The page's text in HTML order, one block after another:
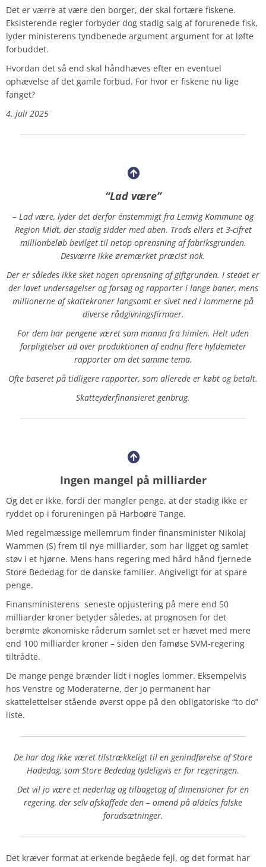
Det er værre at være den borger, der skal fortære fiskene.
Eksisterende regler forbyder dog stadig salg af forurenede fisk,
lyder ministerens tyndbenede argument argument for at løfte
forbuddet.
Hvordan det så end skal håndhæves efter en eventuel
ophævelse af det gamle forbud. For hvor er fiskene nu lige
fanget?
4. juli 2025
“Lad være”
– Lad være, lyder det derfor énstemmigt fra Lemvig Kommune og
Region Midt, der stadig sidder med aben. Trods ellers et 3-cifret
millionbeløb bevilget til netop oprensning af fabriksgrunden.
Desværre ikke øremærket præcist nok.
Der er således ikke sket nogen oprensning af giftgrunden. I stedet er
der lavet undersøgelser og forsøg og rapporter i lange baner, mens
millionerne af skattekroner langsomt er sivet ned i lommerne på
diverse rådgivningsfirmaer.
For dem har pengene været som manna fra himlen. Helt uden
forpligtelser ud over produktionen af endnu flere hyldemeter
rapporter om det samme tema.
Ofte baseret på tidligere rapporter, som allerede er købt og betalt.
Skatteyderfinansieret genbrug.
Ingen mangel på milliarder
Og det er ikke, fordi der mangler penge, at der stadig ikke er
ryddet op i forureningen på Harboøre Tange.
Med regelmæssige mellemrum finder finansminister Nikolaj
Wammen (S) frem til nye milliarder, som har ligget og samlet
støv i et hjørne. Mens hans regering med hård hånd fjernede
Store Bededag for de danske familier. Angiveligt for at spare
penge.
Finansministerens seneste opjustering på mere end 50
milliarder kroner betyder således, at prognosen for det
berømte økonomiske råderum samlet set er hævet med mere
end 100 milliarder kroner – siden den famøse SVM-regering
tiltrådte.
De mange penge brænder lidt i nogles lommer. Eksempelvis
hos Venstre og Moderaterne, der jo permanent har
skattelettelser stående øverst oppe på den obligatoriske “to do”
liste.
De har dog ikke været tilstrækkeligt til en genindførelse af Store
Hadedag, som Store Bededag tydeligvis er for regeringen.
Det vil jo være et nederlag og tilbagetog af dimensioner for en
regering, der selv afskaffede den – omend på aldeles falske
forudsætninger.
Det kræver format at erkende begåede fejl, og det format har